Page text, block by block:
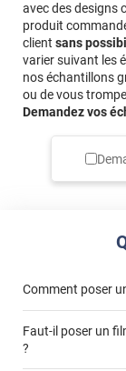
avec des designs
produit
client sans
varier suivant les
nos échantillons
ou de vous
Demandez vos
Comment poser
Faut-il poser un
?